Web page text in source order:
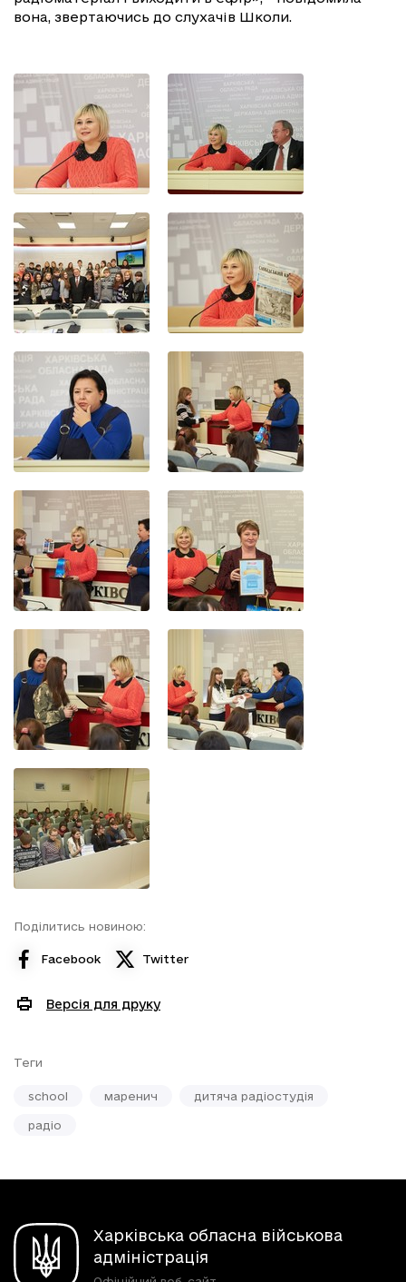
вона, звертаючись до слухачів Школи.
Поділитись новиною:
Facebook Twitter
Версія для друку
Теги
school маренич дитяча радіостудія
радіо
Харківська обласна військова
адміністрація